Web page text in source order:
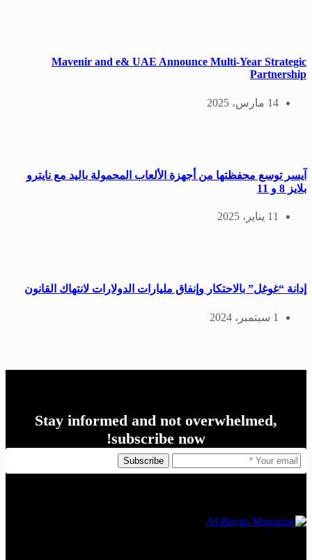
Mavenir and e& UAE Announce Multi-Year Strategic
Partnership
14 مارس، 2025
آیسر توسع محفظتها من أجهزة الألعاب المحمولة باليد مع نايترو
بلايز 8 و 11
11 يناير، 2025
إدانة “غوغل” بالاحتكار وإنفاق مليارات الدولارات لانتهاك القانون
1 سبتمبر، 2024
Stay informed and not overwhelmed,
subscribe now!
Subscribe